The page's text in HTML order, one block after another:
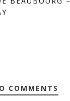
COMMENTS